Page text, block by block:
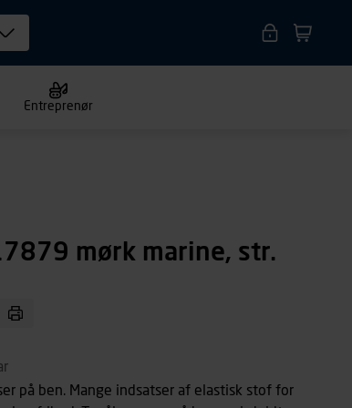
Entreprenør
mørk marine, str.
på ben. Mange indsatser af elastisk stof for